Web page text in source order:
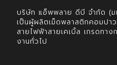
บริษัท แอ็พพลาย ดีบี จำกัด (ม
เป็นผู้ผลิตเม็ดพลาสติกคอมปา
สายไฟฟ้าสายเคเบิ้ล เกรดทาง
งานทั่วไป